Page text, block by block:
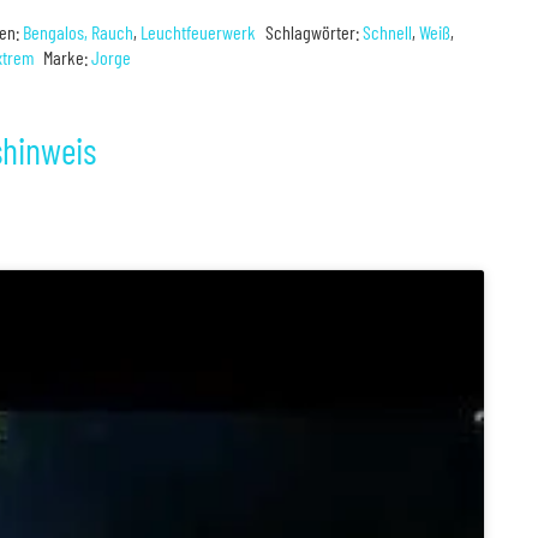
Bengalos, Rauch, Leuchtfeuerwerk Schlagwörter:Schnell,Weiß,
Marke:Jorge